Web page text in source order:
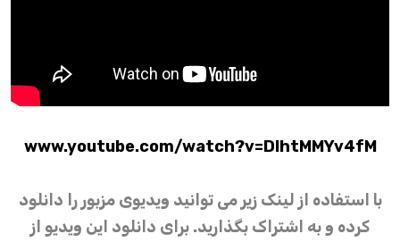
www.youtube.com/watch?v=DIhtMMYv4fM
با استفاده از لینک زیر می توانید ویدیوی مزبور را دانلود
کرده و به اشتراک بگذارید. برای دانلود این ویدیو از